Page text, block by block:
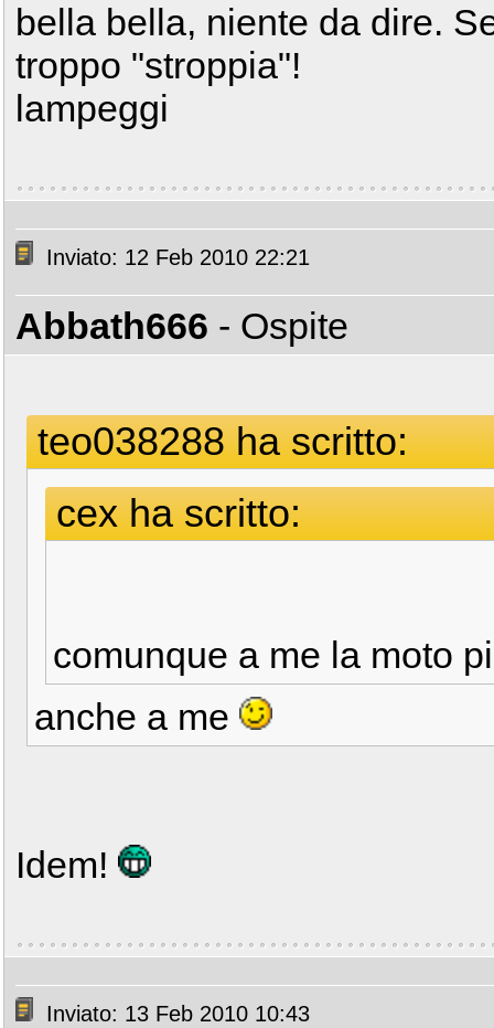
bella bella, niente da dire.
troppo "stroppia"!
lampeggi
Inviato: 12 Feb 2010 22:21
Abbath666 - Ospite
teo038288 ha scritto:
cex ha scritto:
comunque a me la moto
anche a me
Idem!
Inviato: 13 Feb 2010 10:43